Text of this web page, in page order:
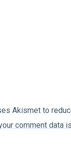
Akismet to
comment data